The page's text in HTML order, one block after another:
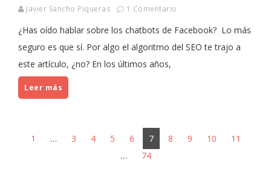
Javier Sancho Piqueras 1 Comentario
¿Has oído hablar sobre los chatbots de Facebook? Lo más
seguro es que sí. Por algo el algoritmo del SEO te trajo a
este artículo, ¿no? En los últimos años,
Leer más
1 … 3 4 5 6 7 8 9 10
11
…
74